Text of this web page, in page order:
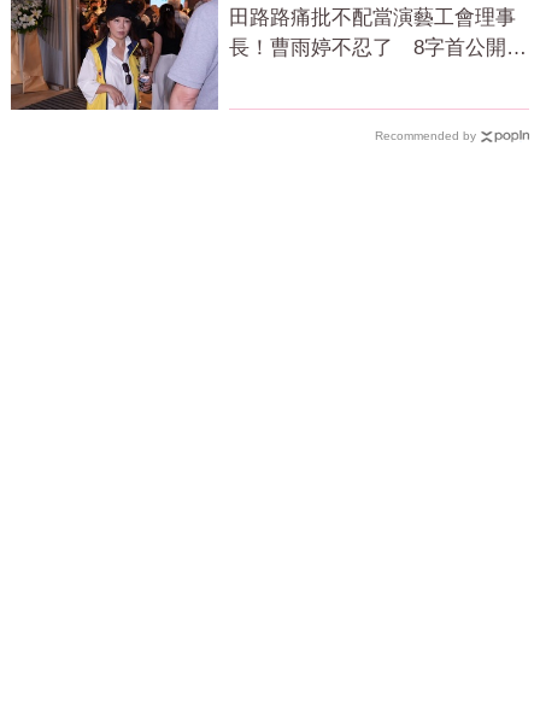
田路路痛批不配當演藝工會理事
長！曹雨婷不忍了 8字首公開發
Recommended by